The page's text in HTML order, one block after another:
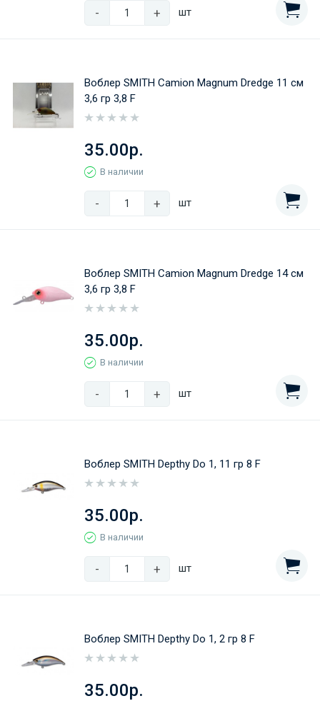
- + шт
Воблер SMITH Camion Magnum Dredge 11 cм
3,6 гр 3,8 F
35.00р.
В наличии
- + шт
Воблер SMITH Camion Magnum Dredge 14 cм
3,6 гр 3,8 F
35.00р.
В наличии
- + шт
Воблер SMITH Depthy Do 1, 11 гр 8 F
35.00р.
В наличии
- + шт
Воблер SMITH Depthy Do 1, 2 гр 8 F
35.00р.